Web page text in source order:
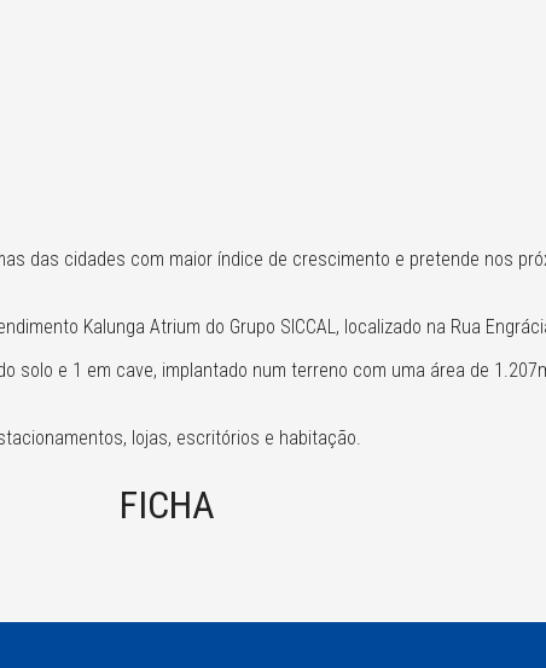
das cidades com maior índice de crescimento e pretende nos
Kalunga Atrium do Grupo SICCAL, localizado na Rua
e 1 em cave, implantado num terreno com uma área de
lojas, escritórios e habitação.
FICHA